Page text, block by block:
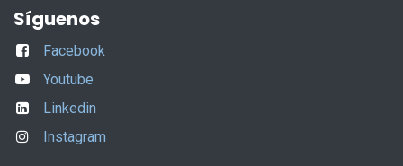
Síguenos
Facebook
Youtube
Linkedin
Instagram